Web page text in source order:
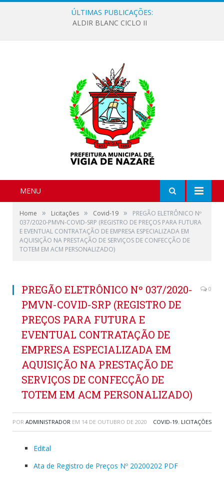
ÚLTIMAS PUBLICAÇÕES:
ALDIR BLANC CICLO II
MENU
Home » Licitações » Covid-19 »
PREGÃO ELETRÔNICO Nº
037/2020-PMVN-COVID-SRP (REGISTRO DE PREÇOS PARA FUTURA
E EVENTUAL CONTRATAÇÃO DE EMPRESA ESPECIALIZADA EM
AQUISIÇÃO NA PRESTAÇÃO DE SERVIÇOS DE CONFECÇÃO DE
TOTEM EM ACM PERSONALIZADO)
PREGÃO ELETRÔNICO Nº 037/2020-
PMVN-COVID-SRP (REGISTRO DE
PREÇOS PARA FUTURA E
EVENTUAL CONTRATAÇÃO DE
EMPRESA ESPECIALIZADA EM
AQUISIÇÃO NA PRESTAÇÃO DE
SERVIÇOS DE CONFECÇÃO DE
TOTEM EM ACM PERSONALIZADO)
0
POR ADMINISTRADOR EM 14 DE OUTUBRO DE 2020 COVID-19, LICITAÇÕES
Edital
Ata de Registro de Preços Nº 20200202 PDF